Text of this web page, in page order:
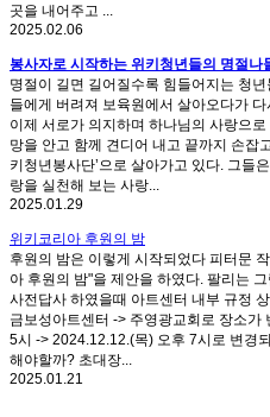
곳을 내어주고 ...
2025.02.06
봉사자로 시작하는 위키청년들의 명절나
명절이 길면 길어질수록 힘들어지는 청
들에게 버려져 보육원에서 살아오다가
이제 서로가 의지하며 하나님의 사랑으
망을 안고 함께 견디어 내고 끝까지 손잡
키청년봉사단’으로 살아가고 있다. 그들
랑을 실천해 보는 사랑...
2025.01.29
위키코리아 후원의 밤
후원의 밤은 이렇게 시작되었다 피터문
아 후원의 밤"을 제안을 하였다. 팔리는
사전답사 하였을때 아트센터 내부 규정
금보성아트센터 -> 주영광교회로 장소
5시 -> 2024.12.12.(목) 오후 7시로 변경
해야할까? 초대장...
2025.01.21